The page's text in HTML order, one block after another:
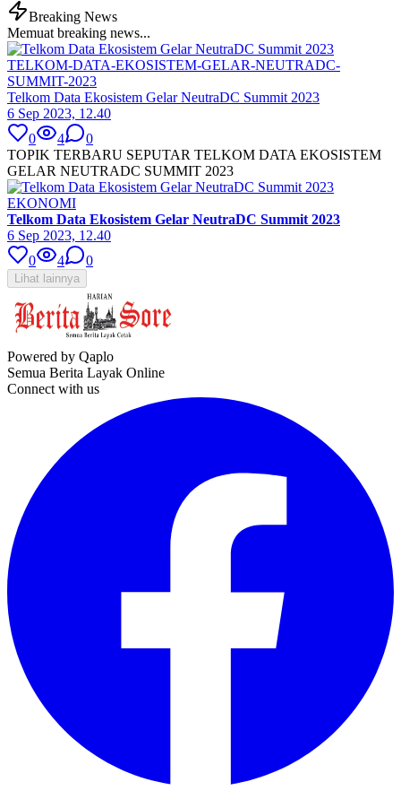
Breaking News
Memuat breaking news...
TELKOM-DATA-EKOSISTEM-GELAR-NEUTRADC-
SUMMIT-2023
Telkom Data Ekosistem Gelar NeutraDC Summit 2023
6 Sep 2023, 12.40
0
4
0
TOPIK TERBARU SEPUTAR TELKOM DATA EKOSISTEM
GELAR NEUTRADC SUMMIT 2023
EKONOMI
Telkom Data Ekosistem Gelar NeutraDC Summit 2023
6 Sep 2023, 12.40
0
4 0
Lihat lainnya
Powered by Qaplo
Semua Berita Layak Online
Connect with us